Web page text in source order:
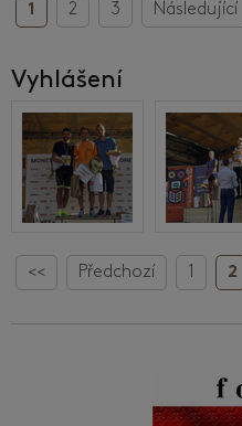
1 2 3 Následující
Vyhlášení
<< Předchozí 1 2